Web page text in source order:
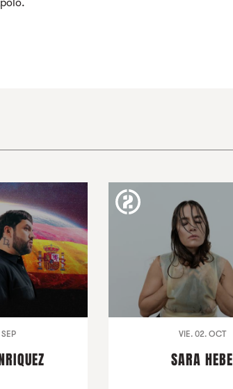
VIE. 02. OCT
SARA HEBE